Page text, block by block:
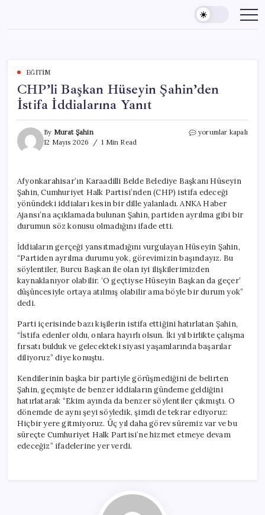
content
EĞITIM
CHP’li Başkan Hüseyin Şahin’den
İstifa İddialarına Yanıt
By Murat Şahin
12 Mayıs 2026
1 Min Read
CHP’li
İddialarına
Yanıt
için
yorumlar kapalı
Afyonkarahisar’ın Karaadilli Belde Belediye Başkanı Hüseyin
Şahin, Cumhuriyet Halk Partisi’nden (CHP) istifa edeceği
yönündeki iddiaları kesin bir dille yalanladı. ANKA Haber
Ajansı’na açıklamada bulunan Şahin, partiden ayrılma gibi bir
durumun söz konusu olmadığını ifade etti.
İddiaların gerçeği yansıtmadığını vurgulayan Hüseyin Şahin,
“Partiden ayrılma durumu yok, görevimizin başındayız. Bu
söylentiler, Burcu Başkan ile olan iyi ilişkilerimizden
kaynaklanıyor olabilir. ‘O geçtiyse Hüseyin Başkan da geçer’
düşüncesiyle ortaya atılmış olabilir ama böyle bir durum yok”
dedi.
Parti içerisinde bazı kişilerin istifa ettiğini hatırlatan Şahin,
“İstifa edenler oldu, onlara hayırlı olsun. İki yıl birlikte çalışma
fırsatı bulduk ve gelecekteki siyasi yaşamlarında başarılar
diliyoruz” diye konuştu.
Kendilerinin başka bir partiyle görüşmediğini de belirten
Şahin, geçmişte de benzer iddiaların gündeme geldiğini
hatırlatarak “Ekim ayında da benzer söylentiler çıkmıştı. O
dönemde de aynı şeyi söyledik, şimdi de tekrar ediyoruz:
Hiçbir yere gitmiyoruz. Üç yıl daha görev süremiz var ve bu
süreçte Cumhuriyet Halk Partisi’ne hizmet etmeye devam
edeceğiz” ifadelerine yer verdi.